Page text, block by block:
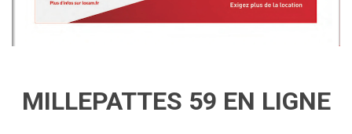
MILLEPATTES 59 EN LIGNE